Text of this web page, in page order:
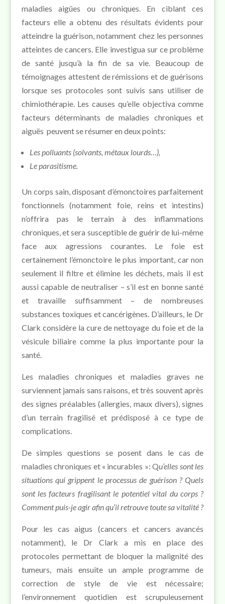
maladies aigües ou chroniques. En ciblant ces
facteurs elle a obtenu des résultats évidents pour
atteindre la guérison, notamment chez les personnes
atteintes de cancers. Elle investigua sur ce problème
de santé jusqu’à la fin de sa vie. Beaucoup de
témoignages attestent de rémissions et de guérisons
lorsque ses protocoles sont suivis sans utiliser de
chimiothérapie. Les causes qu’elle objectiva comme
facteurs déterminants de maladies chroniques et
aiguës peuvent se résumer en deux points:
Les polluants (solvants, métaux lourds…),
Le parasitisme.
Un corps sain, disposant d’émonctoires parfaitement
fonctionnels (notamment foie, reins et intestins)
n’offrira pas le terrain à des inflammations
chroniques, et sera susceptible de guérir de lui-même
face aux agressions courantes. Le foie est
certainement l’émonctoire le plus important, car non
seulement il filtre et élimine les déchets, mais il est
aussi capable de neutraliser – s’il est en bonne santé
et travaille suffisamment – de nombreuses
substances toxiques et cancérigènes. D’ailleurs, le Dr
Clark considère la cure de nettoyage du foie et de la
vésicule biliaire comme la plus importante pour la
santé.
Les maladies chroniques et maladies graves ne
surviennent jamais sans raisons, et très souvent après
des signes préalables (allergies, maux divers), signes
d’un terrain fragilisé et prédisposé à ce type de
complications.
De simples questions se posent dans le cas de
maladies chroniques et « incurables »: Qu’elles sont les
situations qui grippent le processus de guérison ? Quels
sont les facteurs fragilisant le potentiel vital du corps ?
Comment puis-je agir afin qu’il retrouve toute sa vitalité ?
Pour les cas aigus (cancers et cancers avancés
notamment), le Dr Clark a mis en place des
protocoles permettant de bloquer la malignité des
tumeurs, mais ensuite un ample programme de
correction de style de vie est nécessaire;
l’environnement quotidien est scrupuleusement